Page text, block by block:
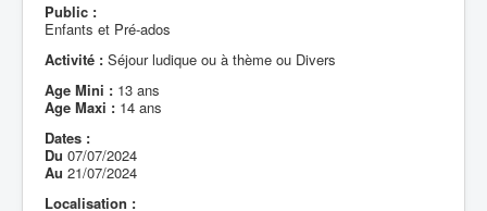
Public :
Enfants et Pré-ados
Activité : Séjour ludique ou à thème ou Divers
Age Mini : 13 ans
Age Maxi : 14 ans
Dates :
Du 07/07/2024
Au 21/07/2024
Localisation :